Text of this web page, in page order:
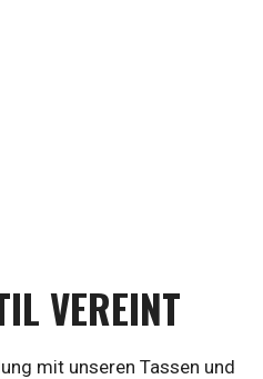
VEREINT
mit unseren Tassen und